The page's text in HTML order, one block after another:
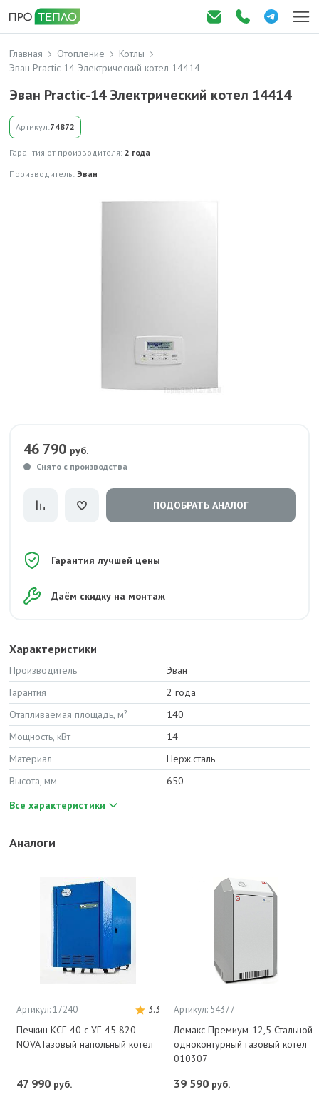
Главная Отопление
Котлы
Эван Practic-14 Электрический котел 14414
Эван Practic-14 Электрический котел 14414
Артикул:74872
Гарантия от производителя: 2 года
Производитель: Эван
46 790 руб.
Снято с производства
ПОДОБРАТЬ АНАЛОГ
Гарантия лучшей цены
Даём скидку на монтаж
Характеристики
Производитель
Эван
Гарантия
2 года
Отапливаемая площадь, м²
140
Мощность, кВт
14
Материал
Нерж.сталь
Высота, мм
650
Все характеристики
Аналоги
Артикул: 17240 3.3
Печкин КСГ-40 с УГ-45 820-
NOVA Газовый напольный котел
47 990 руб.
Артикул: 54377
Лемакс Премиум-12,5 Стальной
одноконтурный газовый котел
010307
39 590 руб.